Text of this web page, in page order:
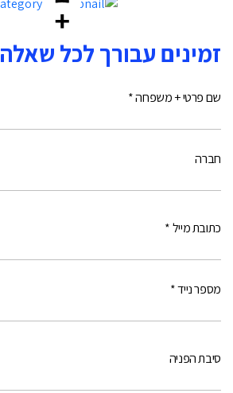
זמינים עבורך לכל שאלה
שם פרטי + משפחה *
חברה
כתובת מייל *
מספר נייד *
סיבת הפניה